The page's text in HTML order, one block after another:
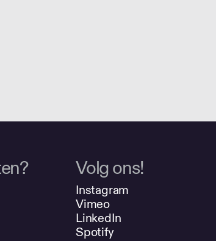
Volg ons!
Instagram
Vimeo
LinkedIn
Spotify